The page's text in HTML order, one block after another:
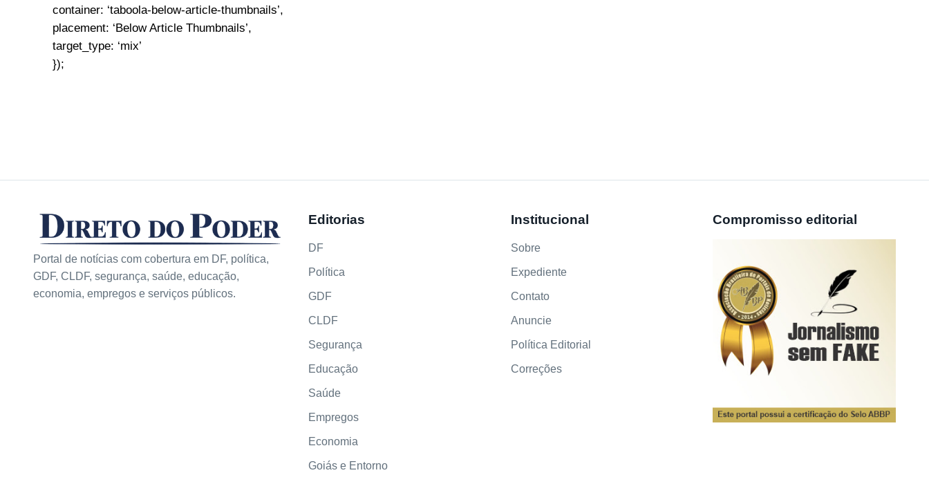
container: ‘taboola-below-article-thumbnails’,
placement: ‘Below Article Thumbnails’,
target_type: ‘mix’
});
Portal de notícias com cobertura em DF, política,
GDF, CLDF, segurança, saúde, educação,
economia, empregos e serviços públicos.
Editorias
DF
Política
GDF
CLDF
Segurança
Educação
Saúde
Empregos
Economia
Goiás e Entorno
Institucional
Sobre
Expediente
Contato
Anuncie
Política Editorial
Correções
Compromisso editorial